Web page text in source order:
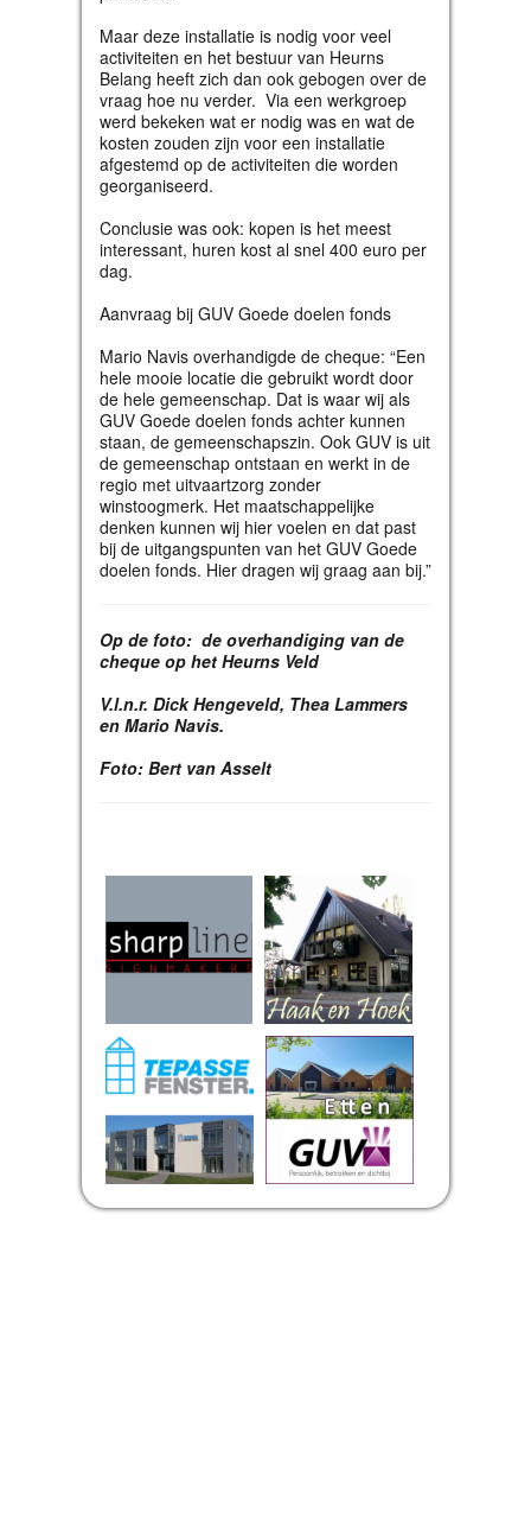
Maar deze installatie is nodig voor veel
activiteiten en het bestuur van Heurns
Belang heeft zich dan ook gebogen over de
vraag hoe nu verder. Via een werkgroep
werd bekeken wat er nodig was en wat de
kosten zouden zijn voor een installatie
afgestemd op de activiteiten die worden
georganiseerd.
Conclusie was ook: kopen is het meest
interessant, huren kost al snel 400 euro per
dag.
Aanvraag bij GUV Goede doelen fonds
Mario Navis overhandigde de cheque: “Een
hele mooie locatie die gebruikt wordt door
de hele gemeenschap. Dat is waar wij als
GUV Goede doelen fonds achter kunnen
staan, de gemeenschapszin. Ook GUV is uit
de gemeenschap ontstaan en werkt in de
regio met uitvaartzorg zonder
winstoogmerk. Het maatschappelijke
denken kunnen wij hier voelen en dat past
bij de uitgangspunten van het GUV Goede
doelen fonds. Hier dragen wij graag aan bij.”
Op de foto: de overhandiging van de
cheque op het Heurns Veld
V.l.n.r. Dick Hengeveld, Thea Lammers
en Mario Navis.
Foto: Bert van Asselt